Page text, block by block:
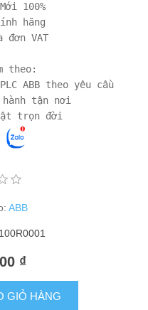
100%
hãng
đơn VAT
theo:
ABB theo yêu cầu
tận nơi
ABB
₫
GIỎ HÀNG